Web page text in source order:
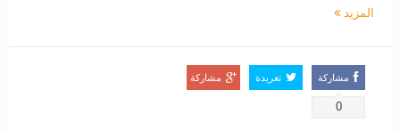
المزيد
مشاركة
0
تغريدة مشاركة